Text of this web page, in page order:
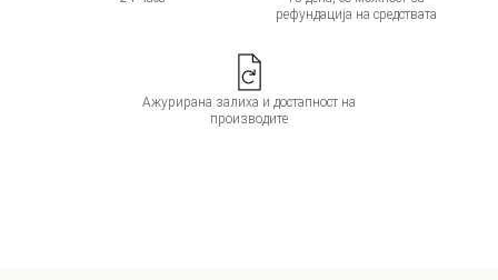
рефундација на средствата
Ажурирана залиха и достапност на
производите